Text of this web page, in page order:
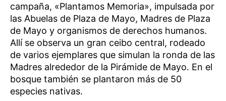
campaña, «Plantamos Memoria», impulsada por
las Abuelas de Plaza de Mayo, Madres de Plaza
de Mayo y organismos de derechos humanos.
Allí se observa un gran ceibo central, rodeado
de varios ejemplares que simulan la ronda de las
Madres alrededor de la Pirámide de Mayo. En el
bosque también se plantaron más de 50
especies nativas.